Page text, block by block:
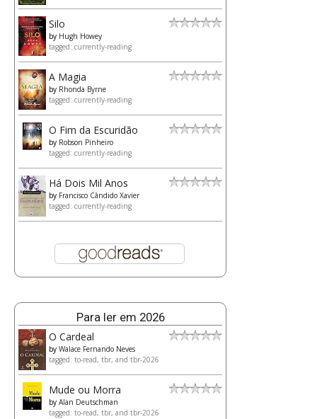
Silo
by Hugh Howey
tagged: currently-reading
A Magia
by Rhonda Byrne
tagged: currently-reading
O Fim da Escuridão
by Robson Pinheiro
tagged: currently-reading
Há Dois Mil Anos
by Francisco Cândido Xavier
tagged: currently-reading
Para ler em 2026
O Cardeal
by Walace Fernando Neves
tagged: to-read, tbr, and tbr-2026
Mude ou Morra
by Alan Deutschman
tagged: to-read, tbr, and tbr-2026